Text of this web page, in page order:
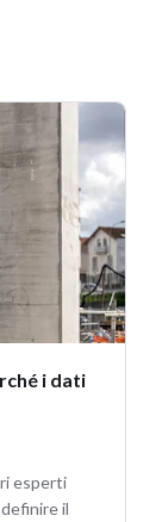
i dati
esperti
il